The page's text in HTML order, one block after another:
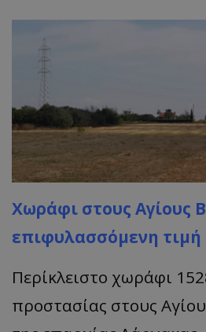
Χωράφι στους Αγίους
επιφυλασσόμενη τιμή
Περίκλειστο χωράφι
προστασίας στους